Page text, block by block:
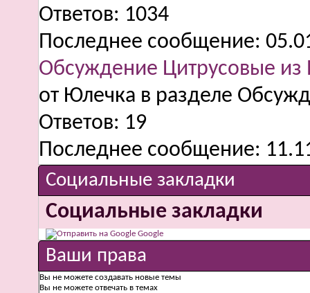
Ответов: 1034
Последнее сообщение:
Обсуждение Цитрусовые из
от Юлечка в разделе
Ответов: 19
Последнее сообщение:
Социальные закладки
Социальные закладки
Google
Ваши права
Вы не можете создавать новые темы
Вы не можете отвечать в темах